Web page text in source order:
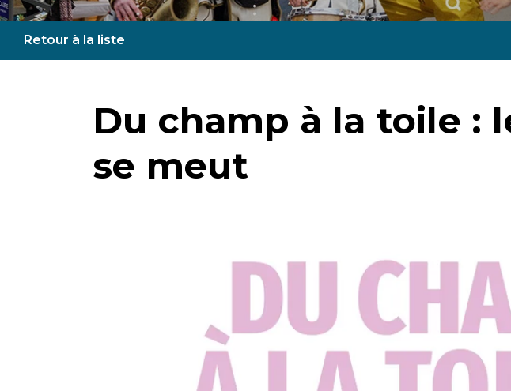
Retour à la liste
Du champ à la toile :
se meut